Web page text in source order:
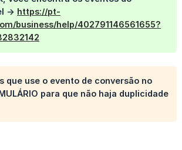
-> https://pt-
business/help/402791146561655?
que use o evento de conversão no
para que não haja duplicidade